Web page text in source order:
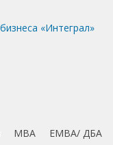
MBA
EMBA/ ДБA